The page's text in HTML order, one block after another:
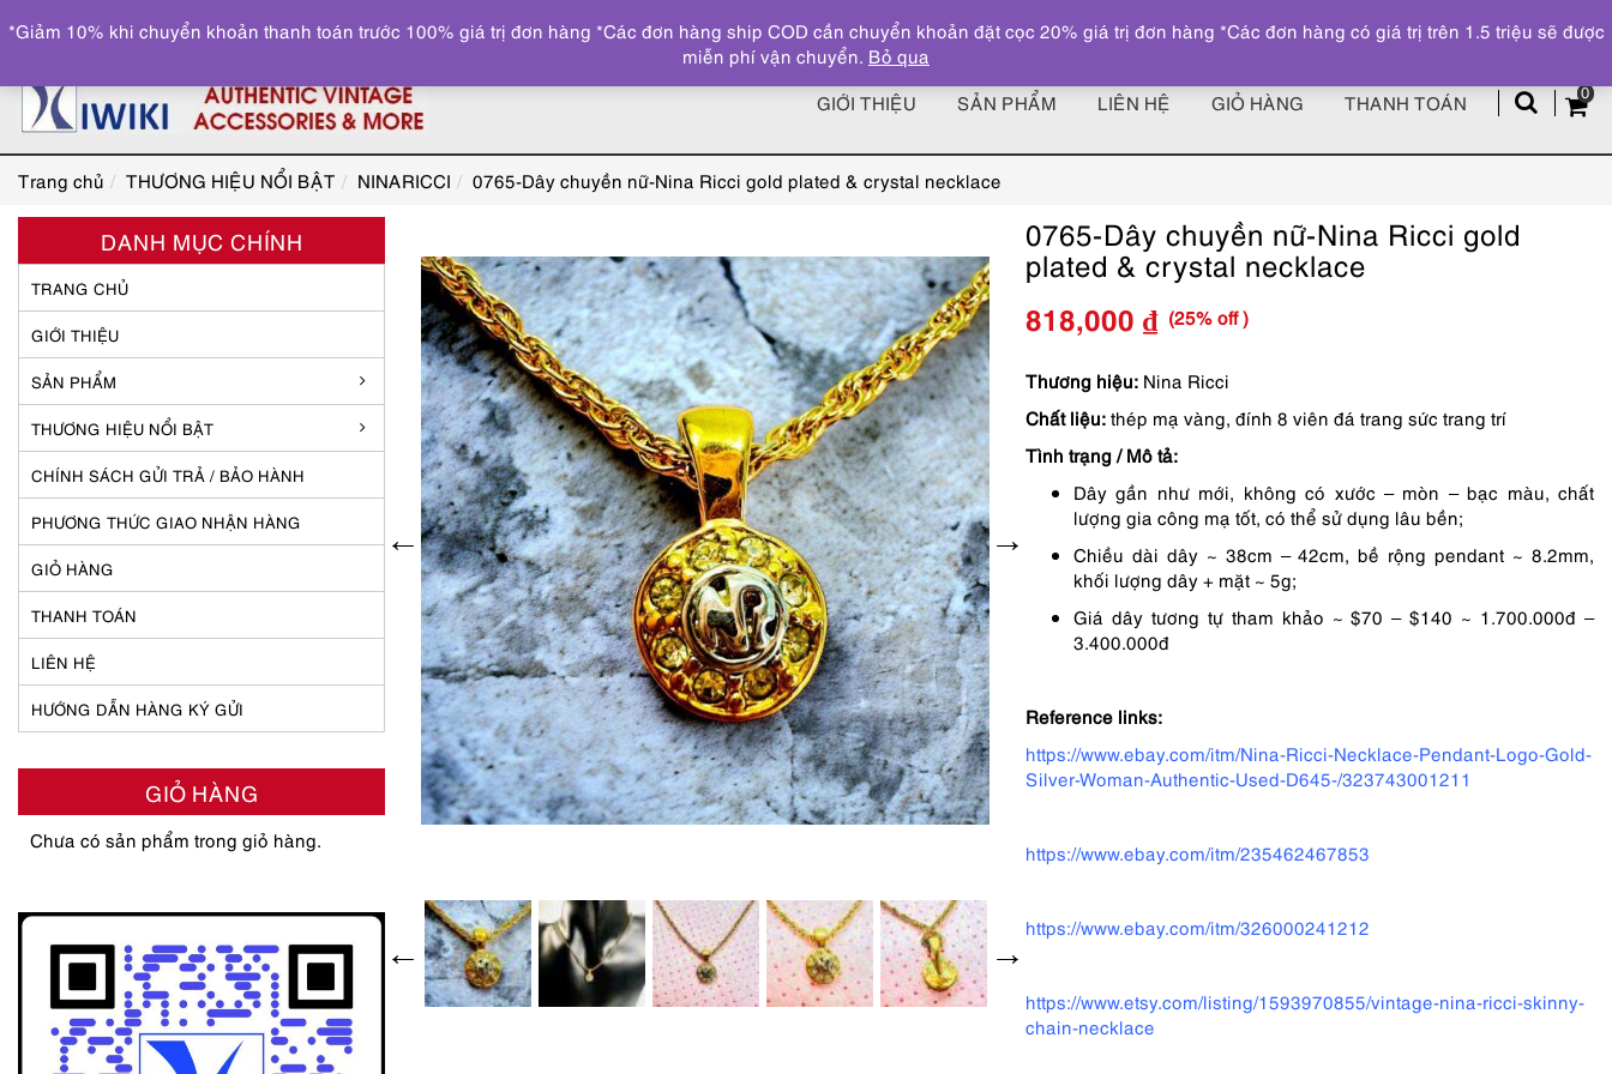
z
0
GIỚI THIỆU SẢN PHẨM LIÊN HỆ GIỎ HÀNG THANH TOÁN
Trang chủ THƯƠNG HIỆU NỔI BẬT NINARICCI 0765-Dây chuyền nữ-Nina Ricci gold plated & crystal necklace
0765-Dây chuyền nữ-Nina Ricci gold
plated & crystal necklace
Giá
gốc
là:
1,090,000 ₫.
818,000 ₫
Giá
hiện
tại
là:
818,000 ₫.
(25% off )
Thương hiệu: Nina Ricci
Chất liệu: thép mạ vàng, đính 8 viên đá trang sức trang trí
Tình trạng / Mô tả:
Dây gần như mới, không có xước – mòn – bạc màu, chất
lượng gia công mạ tốt, có thể sử dụng lâu bền;
Chiều dài dây ~ 38cm – 42cm, bề rộng pendant ~ 8.2mm,
khối lượng dây + mặt ~ 5g;
Giá dây tương tự tham khảo ~ $70 – $140 ~ 1.700.000đ –
3.400.000đ
Reference links:
https://www.ebay.com/itm/Nina-Ricci-Necklace-Pendant-Logo-Gold-
Silver-Woman-Authentic-Used-D645-/323743001211
https://www.ebay.com/itm/235462467853
https://www.ebay.com/itm/326000241212
https://www.etsy.com/listing/1593970855/vintage-nina-ricci-skinny-
chain-necklace
DANH MỤC CHÍNH
TRANG CHỦ
GIỚI THIỆU
SẢN PHẨM
THƯƠNG HIỆU NỔI BẬT
CHÍNH SÁCH GỬI TRẢ / BẢO HÀNH
PHƯƠNG THỨC GIAO NHẬN HÀNG
GIỎ HÀNG
THANH TOÁN
LIÊN HỆ
HƯỚNG DẪN HÀNG KÝ GỬI
GIỎ HÀNG
Chưa có sản phẩm trong giỏ hàng.
*Giảm 10% khi chuyển khoản thanh toán trước 100% giá trị đơn hàng *Các đơn hàng ship COD cần chuyển khoản đặt cọc 20% giá trị đơn hàng *Các đơn hàng có giá trị trên 1.5 triệu sẽ được
miễn phí vận chuyển. Bỏ qua